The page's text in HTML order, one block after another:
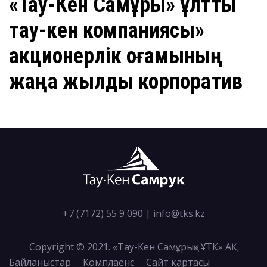
тау-кен компаниясы»
акционерлік қоғамының
жаңа жылдық корпоратив
+7 (7172) 55 9 090 | info@tks.kz
Copyright © 2021. «Тау-Кен Самұрық» ҰТК» АҚ
Байланыстар
Комплаенс Сайт картасы